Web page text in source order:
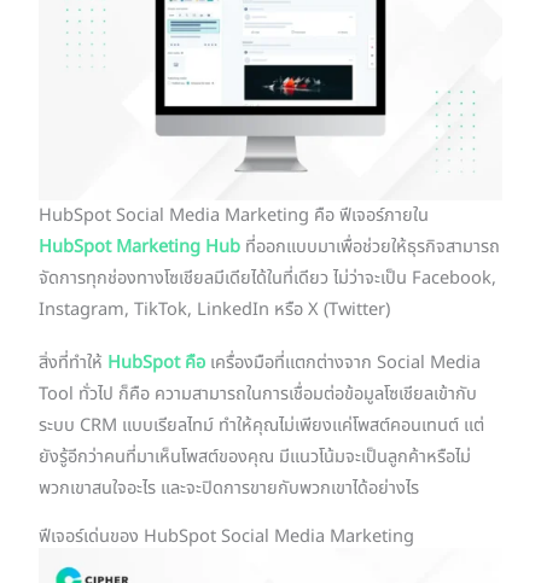
HubSpot Social Media Marketing คือ ฟีเจอร์ภายใน
HubSpot Marketing Hub ที่ออกแบบมาเพื่อช่วยให้ธุรกิจสามารถ
จัดการทุกช่องทางโซเชียลมีเดียได้ในที่เดียว ไม่ว่าจะเป็น Facebook,
Instagram, TikTok, LinkedIn หรือ X (Twitter)
สิ่งที่ทำให้ HubSpot คือ เครื่องมือที่แตกต่างจาก Social Media
Tool ทั่วไป ก็คือ ความสามารถในการเชื่อมต่อข้อมูลโซเชียลเข้ากับ
ระบบ CRM แบบเรียลไทม์ ทำให้คุณไม่เพียงแค่โพสต์คอนเทนต์ แต่
ยังรู้อีกว่าคนที่มาเห็นโพสต์ของคุณ มีแนวโน้มจะเป็นลูกค้าหรือไม่
พวกเขาสนใจอะไร และจะปิดการขายกับพวกเขาได้อย่างไร
ฟีเจอร์เด่นของ HubSpot Social Media Marketing